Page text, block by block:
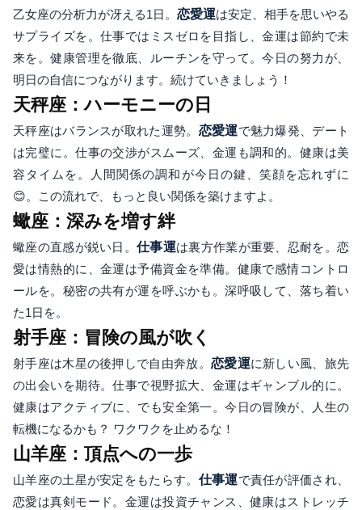
乙女座の分析力が冴える1日。 恋愛運は安定、相手を思いやる
サプライズを。仕事ではミスゼロを目指し、金運は節約で未
来を。健康管理を徹底、ルーチンを守って。今日の努力が、
明日の自信につながります。続けていきましょう！
天秤座：ハーモニーの日
天秤座はバランスが取れた運勢。 恋愛運で魅力爆発、デート
は完璧に。仕事の交渉がスムーズ、金運も調和的。健康は美
容タイムを。人間関係の調和が今日の鍵、笑顔を忘れずに
😊。この流れで、もっと良い関係を築けますよ。
蠍座：深みを増す絆
蠍座の直感が鋭い日。仕事運は裏方作業が重要、忍耐を。恋
愛は情熱的に、金運は予備資金を準備。健康で感情コントロ
ールを。秘密の共有が運を呼ぶかも。深呼吸して、落ち着い
た1日を。
射手座：冒険の風が吹く
射手座は木星の後押しで自由奔放。 恋愛運に新しい風、旅先
の出会いを期待。仕事で視野拡大、金運はギャンブル的に。
健康はアクティブに、でも安全第一。今日の冒険が、人生の
転機になるかも？ ワクワクを止めるな！
山羊座：頂点への一歩
山羊座の土星が安定をもたらす。 仕事運で責任が評価され、
恋愛は真剣モード。金運は投資チャンス、健康はストレッチ